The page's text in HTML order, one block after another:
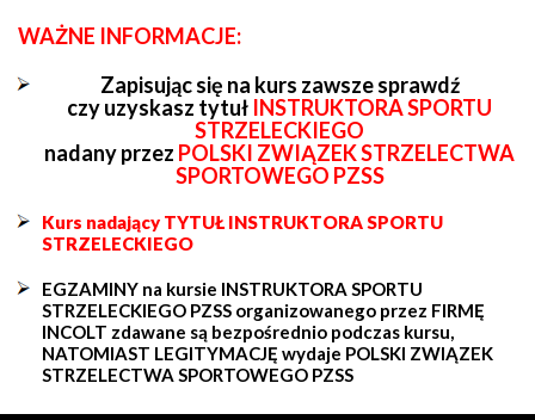
WAŻNE INFORMACJE:
Zapisując się na kurs zawsze sprawdź
czy uzyskasz tytuł INSTRUKTORA SPORTU
STRZELECKIEGO
nadany przez POLSKI ZWIĄZEK STRZELECTWA
SPORTOWEGO PZSS
Kurs nadający TYTUŁ INSTRUKTORA SPORTU
STRZELECKIEGO
EGZAMINY na kursie INSTRUKTORA SPORTU
STRZELECKIEGO PZSS organizowanego przez FIRMĘ
INCOLT zdawane są bezpośrednio podczas kursu,
NATOMIAST LEGITYMACJĘ wydaje POLSKI ZWIĄZEK
STRZELECTWA SPORTOWEGO PZSS